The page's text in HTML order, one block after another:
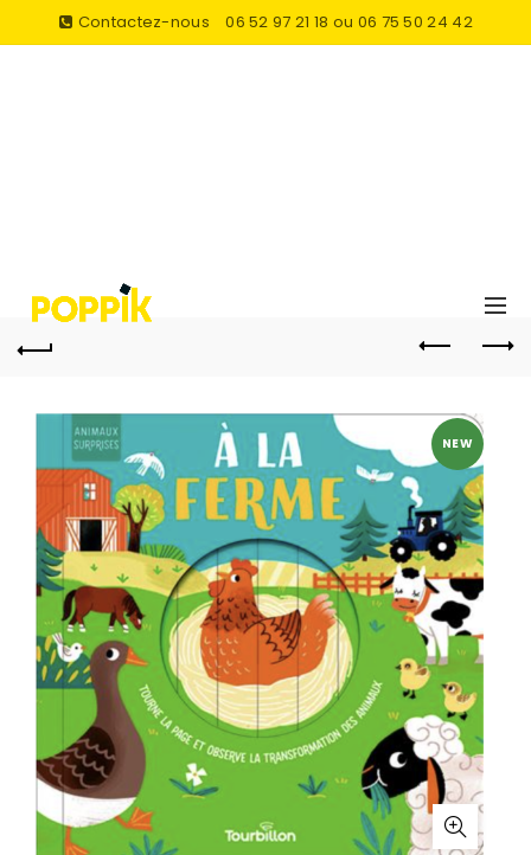
Contactez-nous 06 52 97 21 18 ou 06 75 50 24 42
NEW